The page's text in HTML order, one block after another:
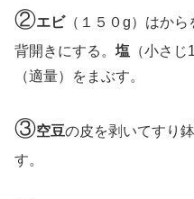
②エビ（１５０g）はから
背開きにする。 塩 （小さ
（適量）をまぶす。
③空豆の皮を剥いてすり
す。